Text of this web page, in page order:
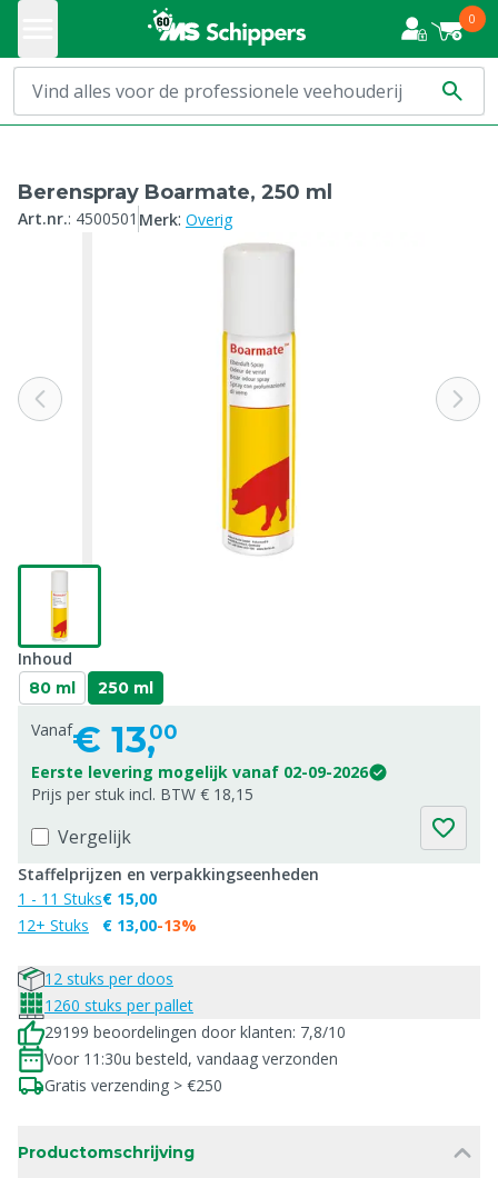
0
Berenspray Boarmate, 250 ml
Art.nr.: 4500501 Merk: Overig
Inhoud
80 ml 250 ml
Vanaf€ 13,00
Eerste levering mogelijk vanaf 02-09-2026
Prijs per stuk incl. BTW € 18,15
Vergelijk
Staffelprijzen en verpakkingseenheden
1 - 11 Stuks
12+ Stuks
€ 15,00
€ 13,00-13%
12 stuks per doos
1260 stuks per pallet
29199 beoordelingen door klanten: 7,8/10
Voor 11:30u besteld, vandaag verzonden
Gratis verzending > €250
Productomschrijving